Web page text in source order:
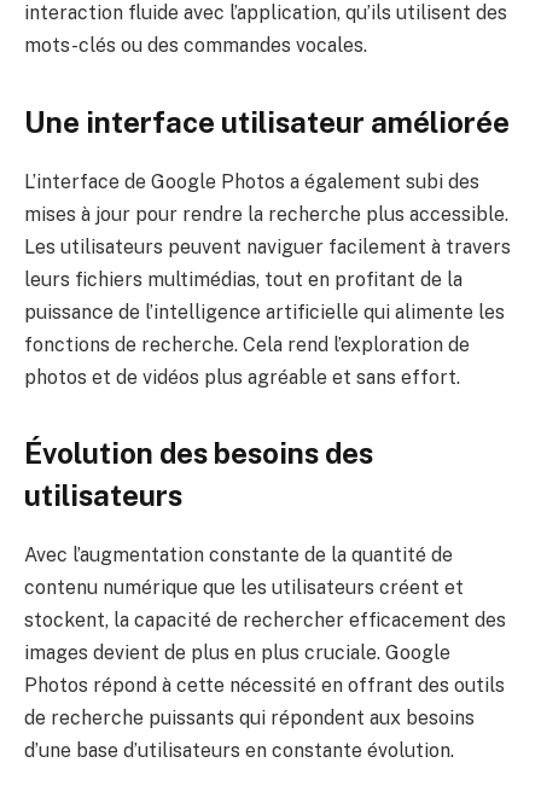
interaction fluide avec l’application, qu’ils utilisent des
mots-clés ou des commandes vocales.
Une interface utilisateur améliorée
L’interface de Google Photos a également subi des
mises à jour pour rendre la recherche plus accessible.
Les utilisateurs peuvent naviguer facilement à travers
leurs fichiers multimédias, tout en profitant de la
puissance de l’intelligence artificielle qui alimente les
fonctions de recherche. Cela rend l’exploration de
photos et de vidéos plus agréable et sans effort.
Évolution des besoins des
utilisateurs
Avec l’augmentation constante de la quantité de
contenu numérique que les utilisateurs créent et
stockent, la capacité de rechercher efficacement des
images devient de plus en plus cruciale. Google
Photos répond à cette nécessité en offrant des outils
de recherche puissants qui répondent aux besoins
d’une base d’utilisateurs en constante évolution.